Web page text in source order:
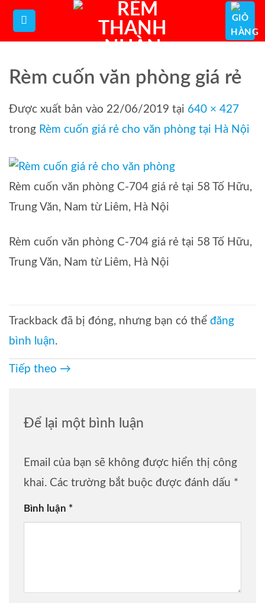
Bỏ
qua
dung
Rèm cuốn văn phòng giá rẻ
Được xuất bản vào 22/06/2019 tại 640 × 427
trong Rèm cuốn giá rẻ cho văn phòng tại Hà Nội
Rèm cuốn văn phòng C-704 giá rẻ tại 58 Tố Hữu,
Trung Văn, Nam từ Liêm, Hà Nội
Rèm cuốn văn phòng C-704 giá rẻ tại 58 Tố Hữu,
Trung Văn, Nam từ Liêm, Hà Nội
Trackback đã bị đóng, nhưng bạn có thể đăng
bình luận.
Tiếp theo →
Để lại một bình luận
Email của bạn sẽ không được hiển thị công
khai. Các trường bắt buộc được đánh dấu *
Bình luận *